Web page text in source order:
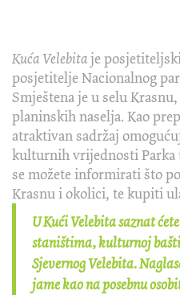
Kuća Velebitaje
posjetitelje Nacionalnog
Smještena je u selu
planinskih naselja. Kao
atraktivan sadržaj
kulturnih vrijednosti Parka
se možete informirati što
Krasnu i okolici, te kupiti
U Kući Velebita saznat
staništima, kulturnoj
Sjevernog Velebita.
jame kao na posebnu